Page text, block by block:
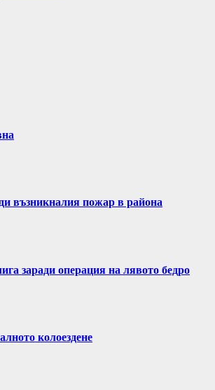
възникналия пожар в района
заради операция на лявото бедро
колоездене